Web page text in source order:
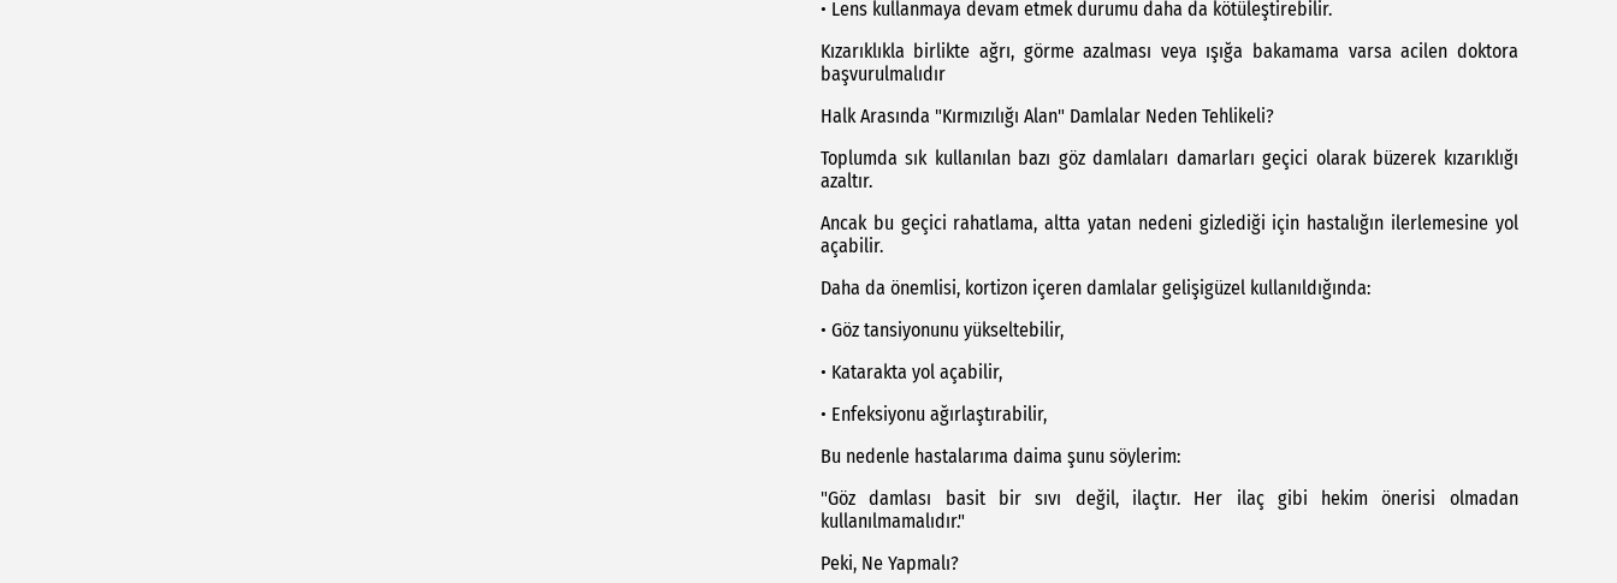
• Lens kullanmaya devam etmek durumu daha da kötüleştirebilir.
Kızarıklıkla birlikte ağrı, görme azalması veya ışığa bakamama varsa acilen doktora
başvurulmalıdır
Halk Arasında "Kırmızılığı Alan" Damlalar Neden Tehlikeli?
Toplumda sık kullanılan bazı göz damlaları damarları geçici olarak büzerek kızarıklığı
azaltır.
Ancak bu geçici rahatlama, altta yatan nedeni gizlediği için hastalığın ilerlemesine yol
açabilir.
Daha da önemlisi, kortizon içeren damlalar gelişigüzel kullanıldığında:
• Göz tansiyonunu yükseltebilir,
• Katarakta yol açabilir,
• Enfeksiyonu ağırlaştırabilir,
Bu nedenle hastalarıma daima şunu söylerim:
"Göz damlası basit bir sıvı değil, ilaçtır. Her ilaç gibi hekim önerisi olmadan
kullanılmamalıdır."
Peki, Ne Yapmalı?